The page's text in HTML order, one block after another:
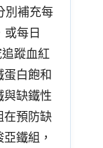
別補充每
或每日
蹤血紅
蛋白飽和
與缺鐵性
在預防缺
鐵組，